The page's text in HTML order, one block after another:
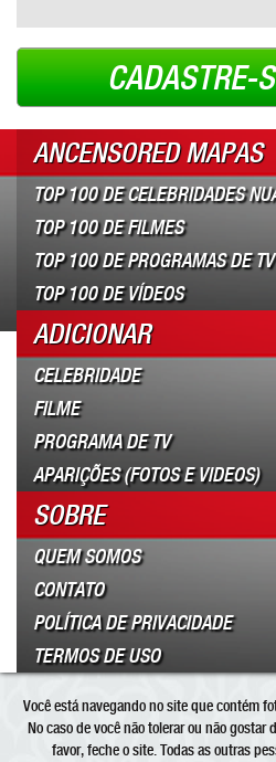
CADASTRE-
ANCENSORED MAPAS
TOP 100 DE CELEBRIDADES
TOP 100 DE FILMES
TOP 100 DE PROGRAMAS DE TV
TOP 100 DE VÍDEOS
ADICIONAR
CELEBRIDADE
FILME
PROGRAMA DE TV
APARIÇÕES (FOTOS E VIDEOS)
SOBRE
QUEM SOMOS
CONTATO
POLÍTICA DE PRIVACIDADE
TERMOS DE USO
Você está navegando no site que contém
No caso de você não tolerar ou não gostar
favor, feche o site. Todas as outras